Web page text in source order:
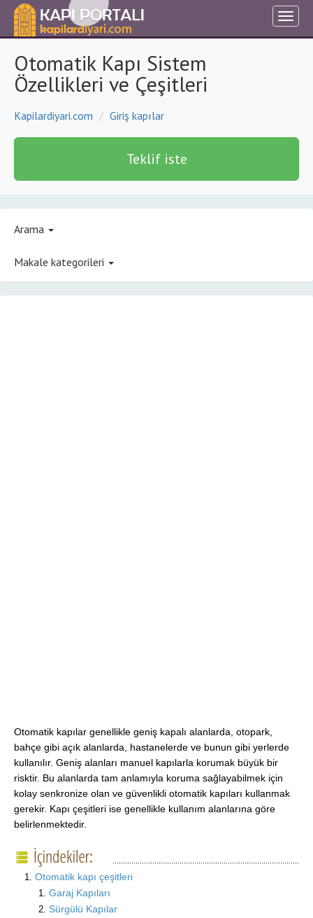
Otomatik Kapı Sistem
Özellikleri ve Çeşitleri
Kapilardiyari.com Giriş kapılar
Teklif iste
Arama
Makale kategorileri
Otomatik kapılar genellikle geniş kapalı alanlarda, otopark,
bahçe gibi açık alanlarda, hastanelerde ve bunun gibi yerlerde
kullanılır. Geniş alanları manuel kapılarla korumak büyük bir
risktir. Bu alanlarda tam anlamıyla koruma sağlayabilmek için
kolay senkronize olan ve güvenlikli otomatik kapıları kullanmak
gerekir. Kapı çeşitleri ise genellikle kullanım alanlarına göre
belirlenmektedir.
Otomatik kapı çeşitleri
Garaj Kapıları
Sürgülü Kapılar